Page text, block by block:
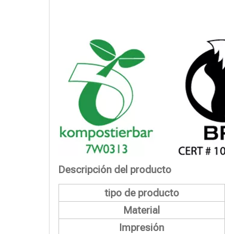
Descripción del producto
tipo de producto
Material
Impresión